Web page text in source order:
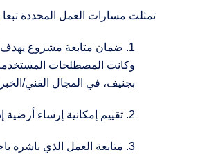
تمثلت مسارات العمل المحددة تبعا
1. ضمان متابعة مشروع يهدف
وكانت المصطلحات
بجنيف، في المجال الفني/
2. تقييم إمكانية إرساء أرضية إدماجية تضم الفاعلين في مجال العمل الإنساني بالتشاد وضمان المتابعة إن اقتضى الأمر ذلك.
3. متابعة العمل الذي باشره